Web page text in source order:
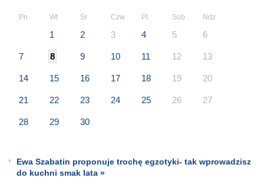
Pn Wt Śr Czw Pt Sob Ndz
1 2 3 4 5 6
7 8 9 10 11 12 13
14 15 16 17 18 19 20
21 22 23 24 25 26 27
28 29 30
Ewa Szabatin proponuje trochę egzotyki- tak wprowadzisz
do kuchni smak lata »